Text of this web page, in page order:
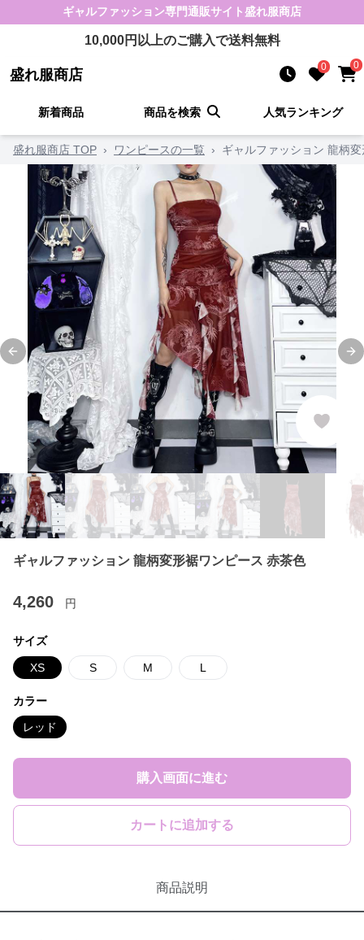
ギャルファッション専門通販サイト盛れ服商店
10,000円以上のご購入で送料無料
盛れ服商店 0 0
新着商品 商品を検索 人気ランキング
盛れ服商店 TOP › ワンピースの一覧 › ギャルファッション 龍柄
Previous slide
ギャルファッション 龍柄変形裾ワンピース 赤茶色
4,260 円
サイズ
XS S M L
カラー
レッド
購入画面に進む
カートに追加する
商品説明